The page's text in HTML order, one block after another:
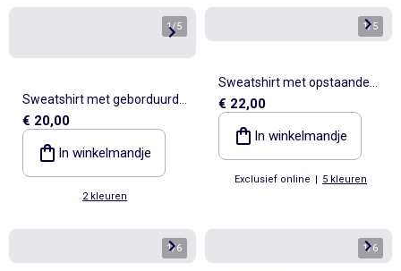
1/5
Sweatshirt met geborduurde
opschriften in sportieve stijl
€ 20,00
In winkelmandje
2 kleuren
1/5
Sweatshirt met opstaande
kraag
€ 22,00
In winkelmandje
Exclusief online | 5 kleuren
1/6 1/6